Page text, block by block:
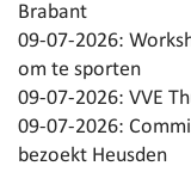
Brabant
09-07-2026:
om te sporten
09-07-2026: VVE
09-07-2026:
bezoekt Heusden